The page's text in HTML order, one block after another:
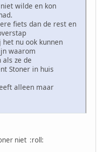
wilde en kon
fiets dan de rest en
nu ook kunnen
waarom
als ze de
Stoner in huis
alleen maar
niet :roll: